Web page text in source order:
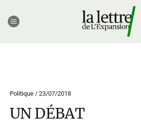
Politique / 23/07/2018
UN DÉBAT